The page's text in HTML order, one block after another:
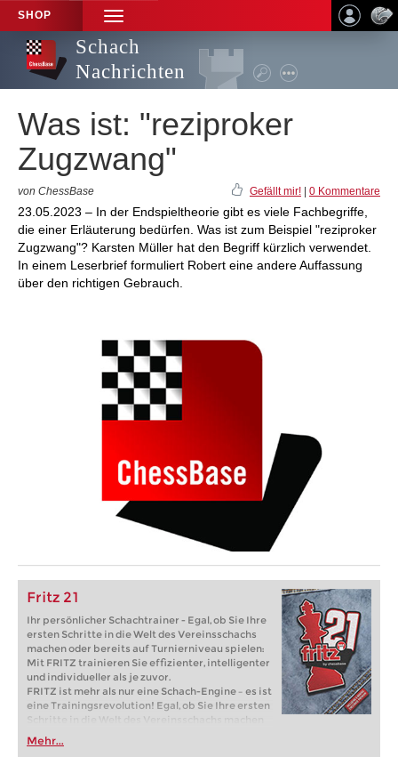
SHOP
TOGGLE
NAVIGATION
Schach
Nachrichten
Was ist: "reziproker
Zugzwang"
von ChessBase Gefällt mir! 0 Kommentare
23.05.2023 – In der Endspieltheorie gibt es viele Fachbegriffe,
die einer Erläuterung bedürfen. Was ist zum Beispiel "reziproker
Zugzwang"? Karsten Müller hat den Begriff kürzlich verwendet.
In einem Leserbrief formuliert Robert eine andere Auffassung
über den richtigen Gebrauch.
Fritz 21
Ihr persönlicher Schachtrainer - Egal, ob Sie Ihre
ersten Schritte in die Welt des Vereinsschachs
machen oder bereits auf Turnierniveau spielen:
Mit FRITZ trainieren Sie effizienter, intelligenter
und individueller als je zuvor.
FRITZ ist mehr als nur eine Schach-Engine – es ist
eine Trainingsrevolution! Egal, ob Sie Ihre ersten
Schritte in die Welt des Vereinsschachs machen
oder bereits auf Turnierniveau spielen: Mit
FRITZ trainieren Sie effizienter, intelligenter und
Mehr...